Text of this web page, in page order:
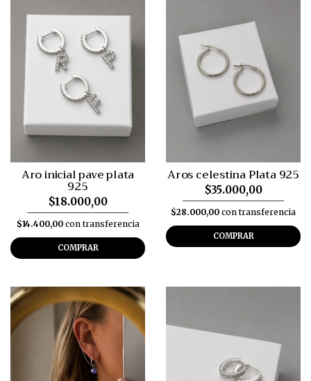
Aro inicial pave plata
925
$18.000,00
$14.400,00con transferencia
COMPRAR
Aros celestina Plata 925
$35.000,00
$28.000,00 con transferencia
COMPRAR